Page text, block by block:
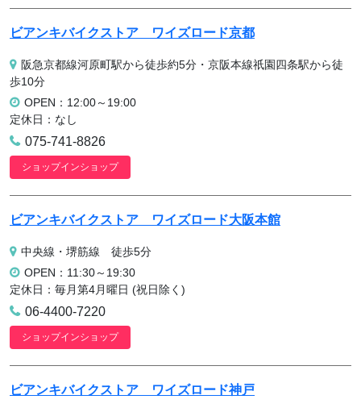
ビアンキバイクストア ワイズロード京都
阪急京都線河原町駅から徒歩約5分・京阪本線祇園四条駅から徒
歩10分
OPEN：12:00～19:00
定休日：なし
075-741-8826
ショップインショップ
ビアンキバイクストア ワイズロード大阪本館
中央線・堺筋線 徒歩5分
OPEN：11:30～19:30
定休日：毎月第4月曜日 (祝日除く)
06-4400-7220
ショップインショップ
ビアンキバイクストア ワイズロード神戸